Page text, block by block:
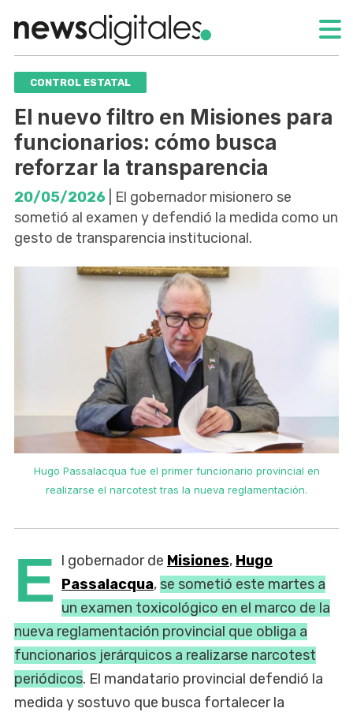
CONTROL ESTATAL
El nuevo filtro en Misiones para
funcionarios: cómo busca
reforzar la transparencia
20/05/2026 | El gobernador misionero se
sometió al examen y defendió la medida como un
gesto de transparencia institucional.
Hugo Passalacqua fue el primer funcionario provincial en
realizarse el narcotest tras la nueva reglamentación.
E l gobernador de Misiones, Hugo
Passalacqua, se sometió este martes a
un examen toxicológico en el marco de la
nueva reglamentación provincial que obliga a
funcionarios jerárquicos a realizarse narcotest
periódicos. El mandatario provincial defendió la
medida y sostuvo que busca fortalecer la